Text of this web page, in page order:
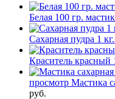
Белая 100 гр.
Сахарная пудра 1
Краситель красный
просмотр Мастика
руб.